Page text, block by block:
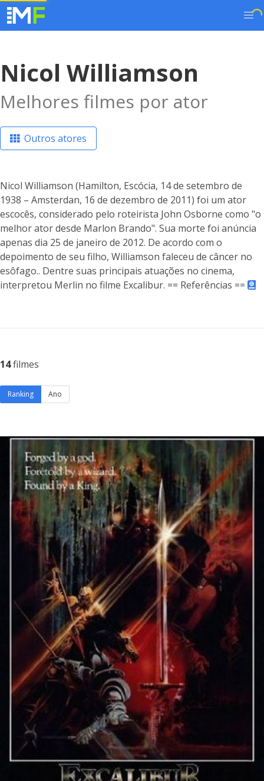
Nicol Williamson
Melhores filmes por ator
Outros atores
Nicol Williamson (Hamilton, Escócia, 14 de setembro de
1938 – Amsterdan, 16 de dezembro de 2011) foi um ator
escocês, considerado pelo roteirista John Osborne como "o
melhor ator desde Marlon Brando". Sua morte foi anúncia
apenas dia 25 de janeiro de 2012. De acordo com o
depoimento de seu filho, Williamson faleceu de câncer no
esôfago.. Dentre suas principais atuações no cinema,
interpretou Merlin no filme Excalibur. == Referências ==
14filmes
Ranking Ano